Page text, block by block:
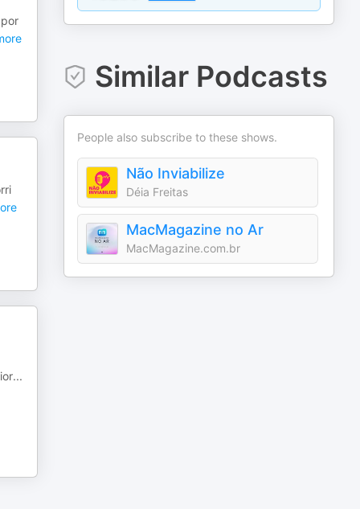
...
Similar Podcasts
People also subscribe to these shows.
Não Inviabilize
Déia Freitas
MacMagazine no Ar
MacMagazine.com.br